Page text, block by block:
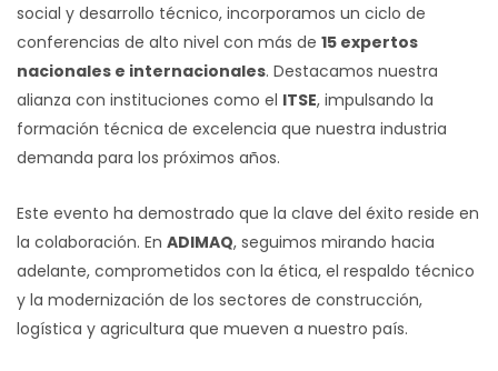
social y desarrollo técnico, incorporamos un ciclo de
conferencias de alto nivel con más de 15 expertos
nacionales e internacionales. Destacamos nuestra
alianza con instituciones como el ITSE, impulsando la
formación técnica de excelencia que nuestra industria
demanda para los próximos años.
Este evento ha demostrado que la clave del éxito reside en
la colaboración. En ADIMAQ, seguimos mirando hacia
adelante, comprometidos con la ética, el respaldo técnico
y la modernización de los sectores de construcción,
logística y agricultura que mueven a nuestro país.